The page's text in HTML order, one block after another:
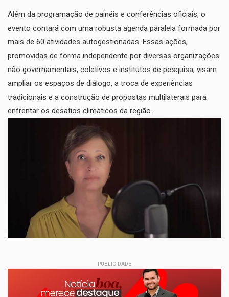
​Além da programação de painéis e conferências oficiais, o
evento contará com uma robusta agenda paralela formada por
mais de 60 atividades autogestionadas. Essas ações,
promovidas de forma independente por diversas organizações
não governamentais, coletivos e institutos de pesquisa, visam
ampliar os espaços de diálogo, a troca de experiências
tradicionais e a construção de propostas multilaterais para
enfrentar os desafios climáticos da região.
PUBLICIDADE